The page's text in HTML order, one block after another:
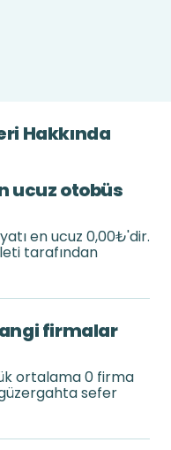
Hakkında
ucuz otobüs
en ucuz 0,00₺'dir.
tarafından
firmalar
ortalama 0 firma
sefer